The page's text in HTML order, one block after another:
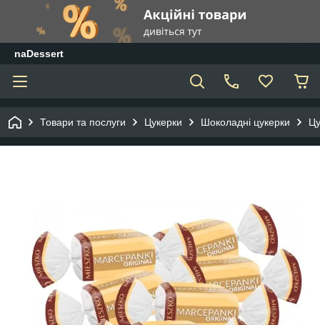
naDessert
Товари та послуги Цукерки Шоколадні цукерки